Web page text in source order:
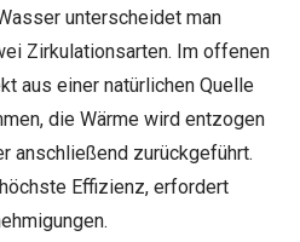
unterscheidet man
Zirkulationsarten. Im offenen
aus einer natürlichen Quelle
die Wärme wird entzogen
anschließend zurückgeführt.
Effizienz, erfordert